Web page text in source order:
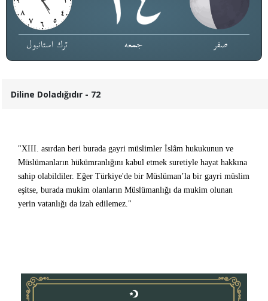
ترك استانبول جمعە صفر
Diline Doladığıdır - 72
"XIII. asırdan beri burada gayri müslimler İslâm hukukunun ve
Müslümanların hükümranlığını kabul etmek suretiyle hayat hakkına
sahip olabildiler. Eğer Türkiye'de bir Müslüman’la bir gayri müslim
eşitse, burada mukim olanların Müslümanlığı da mukim olunan
yerin vatanlığı da izah edilemez."